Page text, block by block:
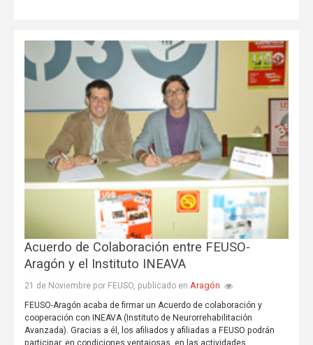
Acuerdo de Colaboración entre FEUSO-
Aragón y el Instituto INEAVA
21 de Noviembre por FEUSO, publicado en Aragón
FEUSO-Aragón acaba de firmar un Acuerdo de colaboración y
cooperación con INEAVA (Instituto de Neurorrehabilitación
Avanzada). Gracias a él, los afiliados y afiliadas a FEUSO podrán
participar, en condiciones ventajosas, en las actividades